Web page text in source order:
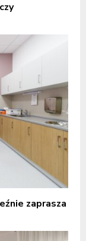
zaprasza